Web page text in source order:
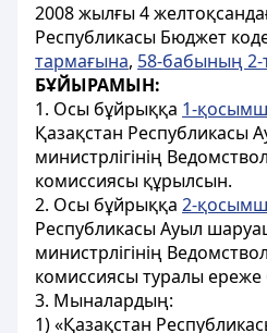
2008 жылғы 4
Республикасы Бюджет
тармағына, 58-бабының
БҰЙЫРАМЫН:
1. Осы бұйрыққа 1-
Қазақстан
министрлігінің
комиссиясы құрылсын.
2. Осы бұйрыққа 2-
Республикасы Ауыл
министрлігінің
комиссиясы туралы ереже
3. Мыналардың:
1) «Қазақстан